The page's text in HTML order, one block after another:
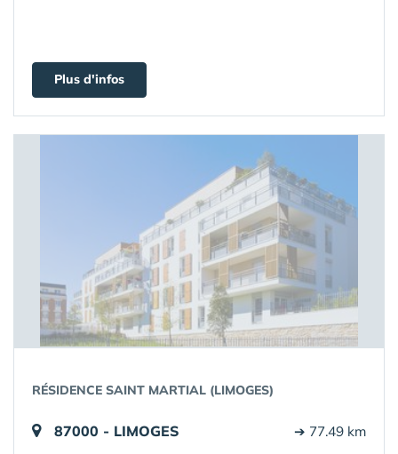
Plus d'infos
RÉSIDENCE SAINT MARTIAL (LIMOGES)
87000 - LIMOGES ➔ 77.49 km